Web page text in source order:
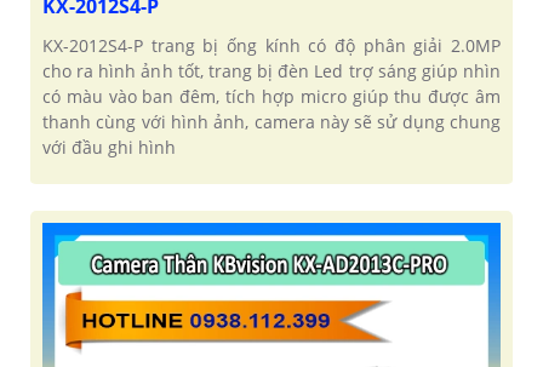
KX-2012S4-P
KX-2012S4-P trang bị ống kính có độ phân giải 2.0MP
cho ra hình ảnh tốt, trang bị đèn Led trợ sáng giúp nhìn
có màu vào ban đêm, tích hợp micro giúp thu được âm
thanh cùng với hình ảnh, camera này sẽ sử dụng chung
với đầu ghi hình